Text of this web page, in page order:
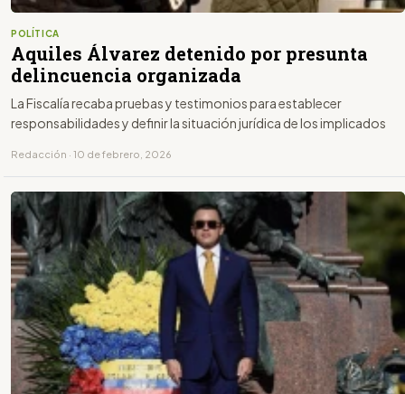
POLÍTICA
Aquiles Álvarez detenido por presunta
delincuencia organizada
La Fiscalía recaba pruebas y testimonios para establecer
responsabilidades y definir la situación jurídica de los implicados
Redacción · 10 de febrero, 2026